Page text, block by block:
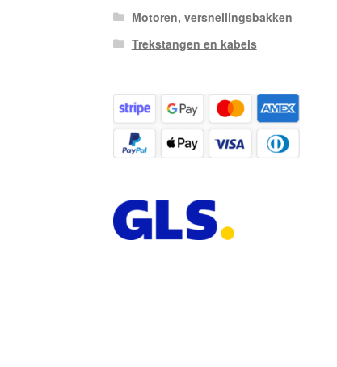
Motoren, versnellingsbakken
Trekstangen en kabels